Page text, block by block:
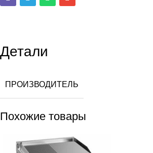
Детали
ПРОИЗВОДИТЕЛЬ
Похожие товары